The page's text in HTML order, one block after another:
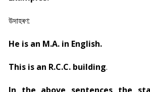
উদাহৰণ:
He is an M.A. in English.
This is an R.C.C. building.